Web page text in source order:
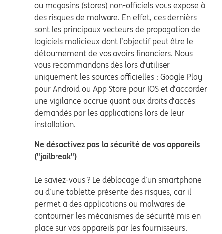
ou magasins (stores) non-officiels vous expose à
des risques de malware. En effet, ces dernièrs
sont les principaux vecteurs de propagation de
logiciels malicieux dont l’objectif peut être le
détournement de vos avoirs financiers. Nous
vous recommandons dès lors d’utiliser
uniquement les sources officielles : Google Play
pour Android ou App Store pour IOS et d’accorder
une vigilance accrue quant aux droits d’accès
demandés par les applications lors de leur
installation.
Ne désactivez pas la sécurité de vos appareils
("jailbreak")
Le saviez-vous ? Le déblocage d’un smartphone
ou d’une tablette présente des risques, car il
permet à des applications ou malwares de
contourner les mécanismes de sécurité mis en
place sur vos appareils par les fournisseurs.